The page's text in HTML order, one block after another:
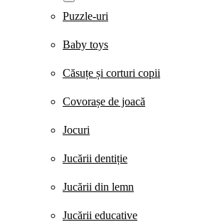
Puzzle-uri
Baby toys
Căsuțe și corturi copii
Covorașe de joacă
Jocuri
Jucării dentiție
Jucării din lemn
Jucării educative